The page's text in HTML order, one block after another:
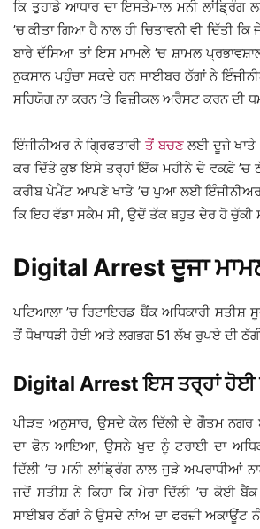
ਕਿ ਤੁਹਾਡੇ ਆਧਾਰ ਦਾ ਇਸਤੇਮਾਲ ਮਨੀ ਲਾਂਡ੍ਰਿੰਗ
’ਚ ਕੀਤਾ ਗਿਆ ਹੈ ਨਾਲ ਹੀ ਚਿਤਾਵਨੀ ਵੀ ਦਿੱਤੀ
ਬਾਰੇ ਦੱਸਿਆ ਤਾਂ ਇਸ ਮਾਮਲੇ ’ਚ ਸ਼ਾਮਲ
ਨੁਕਸਾਨ ਪਹੁੰਚਾ ਸਕਦੇ ਹਨ ਸਾਈਬਰ ਠੱਗਾਂ ਨੇ
ਸਹਿਯੋਗ ਨਾ ਕਰਨ ’ਤੇ ਫਿਜ਼ੀਕਲ ਅਰੈਸਟ ਕਰਨ ਦੀ
ਇੰਜੀਨੀਅਰ ਨੇ ਗ੍ਰਿਫਤਾਰੀ ਤੋਂ ਬਚਣਲਈ ਦੂਜੇ ਖਾਤੇ
ਕਰ ਦਿੱਤੇ ਕੁਝ ਇਸੇ ਤਰ੍ਹਾਂ ਇੱਕ ਮਹੀਨੇ ਦੇ ਵਕਫ਼ੇ ’ਚ
ਕਰੀਬ ਪੇਮੈਂਟ ਆਪਣੇ ਖਾਤੇ ’ਚ ਪੁਆ ਲਈ
ਕਿ ਇਹ ਵੱਡਾ ਸਕੈਮ ਸੀ, ਉਦੋਂ ਤੱਕ ਬਹੁਤ ਦੇਰ ਹੋ ਚੁੱਕੀ
Digital Arrest ਦੂਜਾ
ਪਟਿਆਲਾ ’ਚ ਰਿਟਾਇਰਡ ਬੈਂਕ ਅਧਿਕਾਰੀ ਸਤੀਸ਼
ਤੋਂ ਧੋਖਾਧੜੀ ਹੋਈ ਅਤੇ ਲਗਭਗ 51 ਲੱਖ ਰੁਪਏ ਦੀ
Digital Arrest ਇਸ ਤਰ੍ਹਾਂ ਹੋਈ
ਪੀੜਤ ਅਨੁਸਾਰ, ਉਸਦੇ ਕੋਲ ਦਿੱਲੀ ਦੇ ਗੌਤਮ
ਦਾ ਫੋਨ ਆਇਆ, ਉਸਨੇ ਖੁਦ ਨੂੰ ਟਰਾਈ ਦਾ
ਦਿੱਲੀ ’ਚ ਮਨੀ ਲਾਂਡ੍ਰਿੰਗ ਨਾਲ ਜੁੜੇ ਅਪਰਾਧੀਆਂ
ਜਦੋਂ ਸਤੀਸ਼ ਨੇ ਕਿਹਾ ਕਿ ਮੇਰਾ ਦਿੱਲੀ ’ਚ ਕੋਈ
ਸਾਈਬਰ ਠੱਗਾਂ ਨੇ ਉਸਦੇ ਨਾਂਅ ਦਾ ਫਰਜ਼ੀ ਅਕਾਊਂਟ